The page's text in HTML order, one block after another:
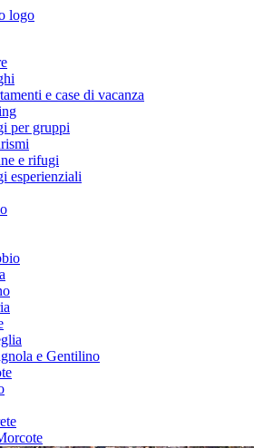
e case di vacanza
per gruppi
e rifugi
esperienziali
e Gentilino